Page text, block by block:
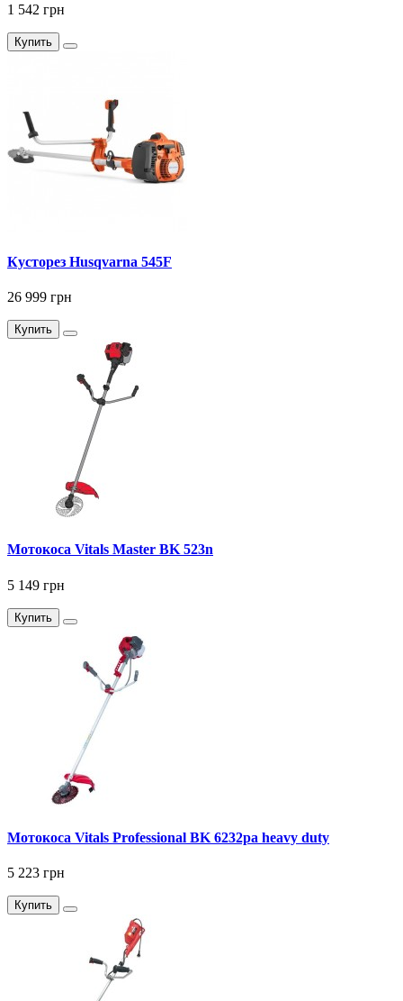
1 542 грн
Купить
Кусторез Husqvarna 545F
26 999 грн
Купить
Мотокоса Vitals Master BK 523n
5 149 грн
Купить
Мотокоса Vitals Professional BK 6232pa heavy duty
5 223 грн
Купить